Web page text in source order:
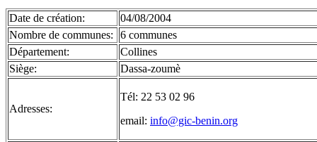
Date de création:
04/08/2004
Nombre de communes:
6 communes
Département:
Collines
Siège:
Dassa-zoumè
Adresses:
Tél: 22 53 02 96
email: info@gic-benin.org